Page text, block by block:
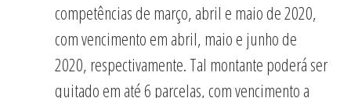
competências de março, abril e maio de 2020,
com vencimento em abril, maio e junho de
2020, respectivamente. Tal montante poderá ser
quitado em até 6 parcelas, com vencimento a